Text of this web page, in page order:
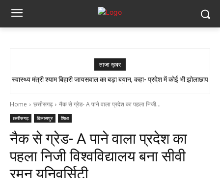
ताजा ख़बर
सांप ने काटा तो उसे गले में डाल लिया, फिर 14 KM बाइक दौड़ाकर पहुंचा अस्पताल
स्वास्थ्य मंत्री श्याम बिहारी जायसवाल का बड़ा बयान, कहा- प्रदेश में कोई भी झोलाछाप
Home छत्तीसगढ़ नैक से ग्रेड- A पाने वाला प्रदेश का पहला निजी...
छत्तीसगढ़ बिलासपुर शिक्षा
नैक से ग्रेड- A पाने वाला प्रदेश का
पहला निजी विश्वविद्यालय बना सीवी
रमन यूनिवर्सिटी